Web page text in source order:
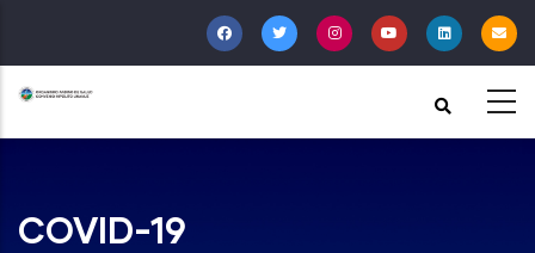
al
contenido
principal
COVID-19